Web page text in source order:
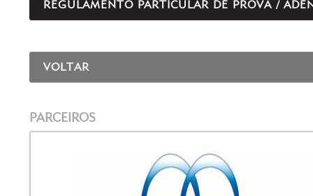
REGULAMENTO PARTICULAR DE PROVA /
VOLTAR
PARCEIROS